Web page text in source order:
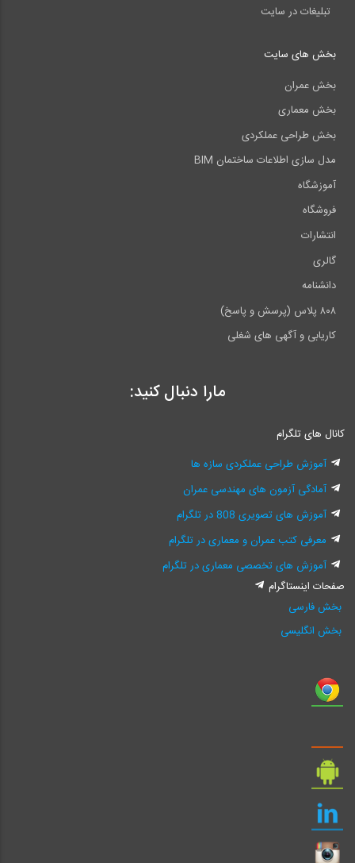
تبلیغات در سایت
بخش های سایت
بخش عمران
بخش معماری
بخش طراحی عملکردی
مدل سازی اطلاعات ساختمان BIM
آموزشگاه
فروشگاه
انتشارات
گالری
دانشنامه
۸۰۸ پلاس (پرسش و پاسخ)
کاریابی و آگهی های شغلی
مارا دنبال کنید:
کانال های تلگرام
آموزش طراحی عملکردی سازه ها
آمادگی آزمون های مهندسی عمران
آموزش های تصویری 808 در تلگرام
معرفی کتب عمران و معماری در تلگرام
آموزش های تخصصی معماری در تلگرام
صفحات اینستاگرام
بخش فارسی
بخش انگلیسی